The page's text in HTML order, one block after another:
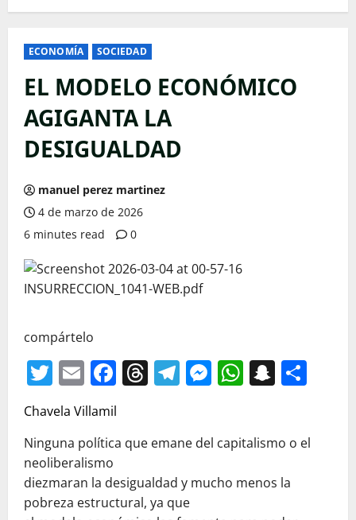
ECONOMÍA SOCIEDAD
EL MODELO ECONÓMICO
AGIGANTA LA
DESIGUALDAD
manuel perez martinez
4 de marzo de 2026
6 minutes read
0
compártelo
Twitter
EmailFacebook
Threads
Telegram
Messenger
Chavela Villamil
Ninguna política que emane del capitalismo o el
neoliberalismo
diezmaran la desigualdad y mucho menos la
pobreza estructural, ya que